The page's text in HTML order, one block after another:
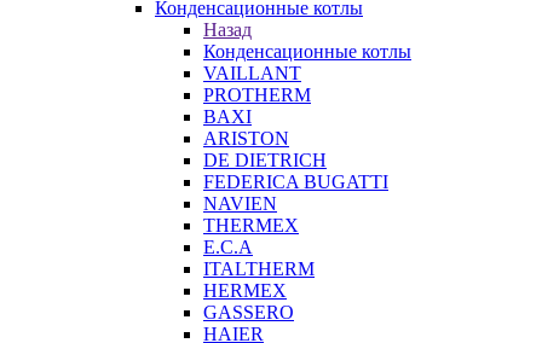
Конденсационные котлы
Назад
Конденсационные котлы
VAILLANT
PROTHERM
BAXI
ARISTON
DE DIETRICH
FEDERICA BUGATTI
NAVIEN
THERMEX
E.C.A
ITALTHERM
HERMEX
GASSERO
HAIER